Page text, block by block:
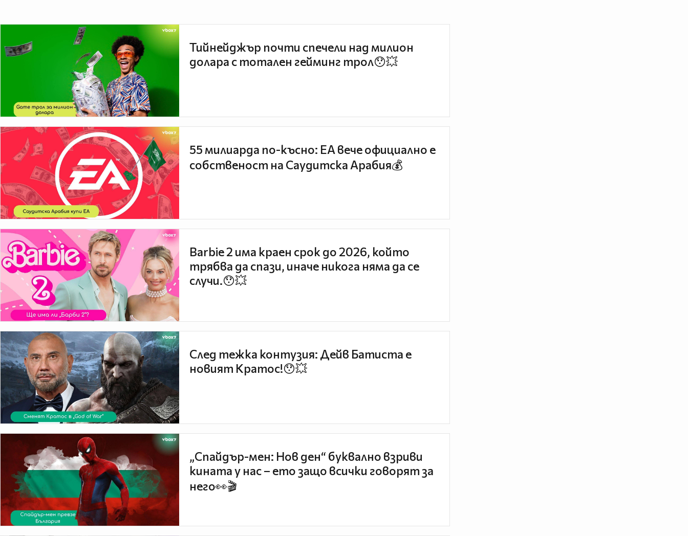
Тийнейджър почти спечели над милион
долара с тотален гейминг трол😯💥
55 милиарда по-късно: EA вече официално е
собственост на Саудитска Арабия💰
Barbie 2 има краен срок до 2026, който
трябва да спази, иначе никога няма да се
случи.😯💥
След тежка контузия: Дейв Батиста е
новият Кратос!😯💥
„Спайдър-мен: Нов ден“ буквално взриви
кината у нас – ето защо всички говорят за
него👀🎬